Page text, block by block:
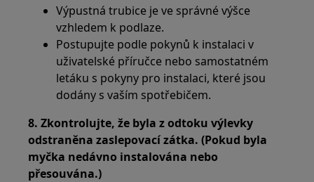
Výpustná trubice je ve správné výšce
vzhledem k podlaze.
Postupujte podle pokynů k instalaci v
uživatelské příručce nebo samostatném
letáku s pokyny pro instalaci, které jsou
dodány s vaším spotřebičem.
8. Zkontrolujte, že byla z odtoku výlevky
odstraněna zaslepovací zátka. (Pokud byla
myčka nedávno instalována nebo
přesouvána.)